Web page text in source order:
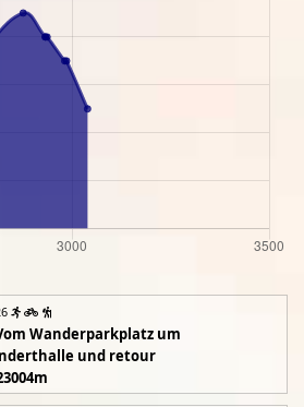
Wanderparkplatz um
und retour